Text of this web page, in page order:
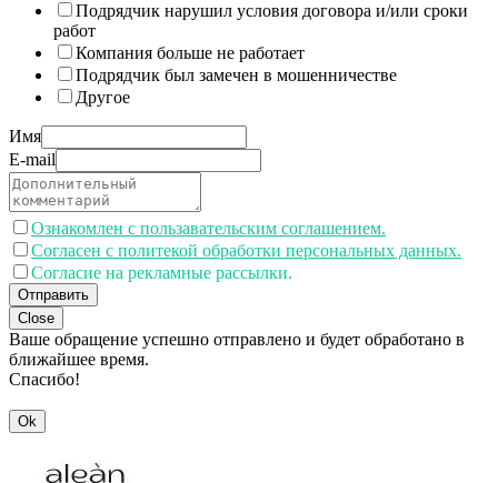
Подрядчик нарушил условия договора и/или сроки
работ
Компания больше не работает
Подрядчик был замечен в мошенничестве
Другое
Имя
E-mail
Ознакомлен с пользавательским соглашением.
Согласен с политекой обработки персональных данных.
Согласие на рекламные рассылки.
Отправить
Close
Ваше обращение успешно отправлено и будет обработано в
ближайшее время.
Спасибо!
Ok